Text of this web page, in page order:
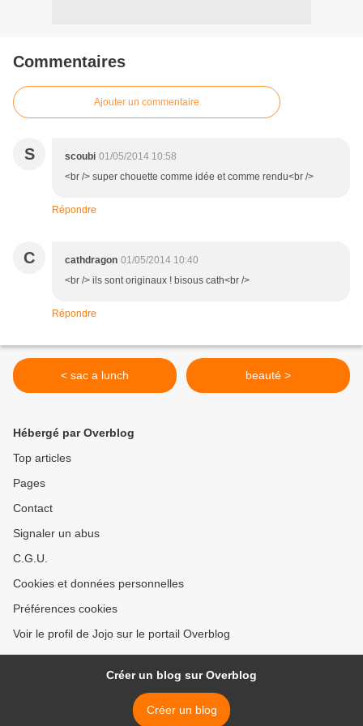
Commentaires
Ajouter un commentaire
S scoubi 01/05/2014 10:58
<br /> super chouette comme idée et comme rendu<br />
Répondre
C cathdragon 01/05/2014 10:40
<br /> ils sont originaux ! bisous cath<br />
Répondre
< sac a lunch beauté >
Hébergé par Overblog
Top articles
Pages
Contact
Signaler un abus
C.G.U.
Cookies et données personnelles
Préférences cookies
Voir le profil de Jojo sur le portail Overblog
Créer un blog sur Overblog
Créer un blog